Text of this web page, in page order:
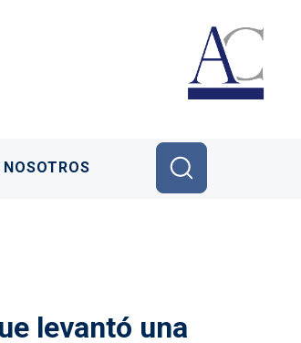
levantó una